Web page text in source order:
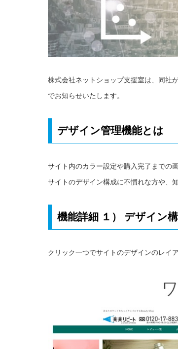
株式会社ネットショップ支援室は、同社
でお知らせいたします。
デザイン管理機能とは
サイト内のカラー設定や購入完了までの
サイトのデザイン構成に不慣れな方や、
機能詳細 １） デザイン
クリック一つでサイトのデザインのレイ